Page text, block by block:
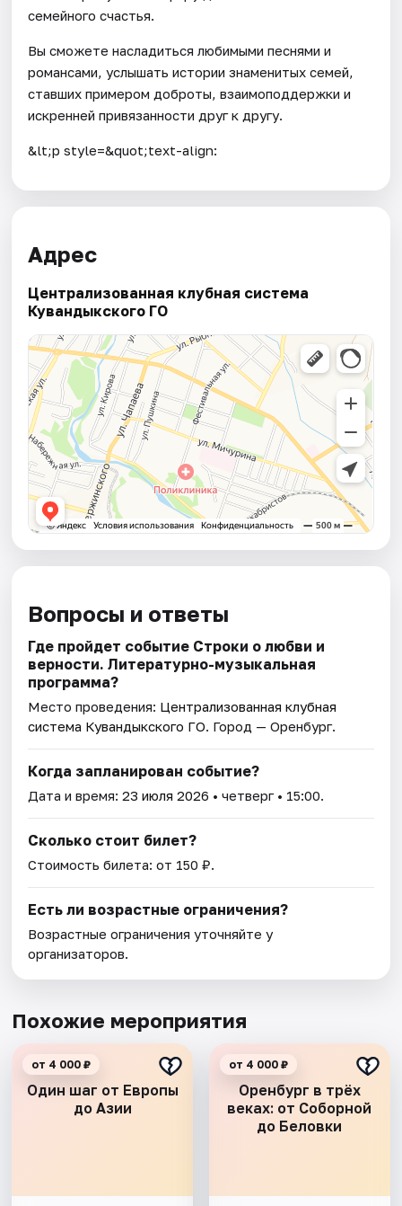
семейного счастья.
Вы сможете насладиться любимыми песнями и
романсами, услышать истории знаменитых семей,
ставших примером доброты, взаимоподдержки и
искренней привязанности друг к другу.
&lt;p style=&quot;text-align:
Адрес
Централизованная клубная система
Кувандыкского ГО
Вопросы и ответы
Где пройдет событие Строки о любви и
верности. Литературно-музыкальная
программа?
Место проведения: Централизованная клубная
система Кувандыкского ГО. Город — Оренбург.
Когда запланирован событие?
Дата и время:23 июля 2026 • четверг • 15:00.
Сколько стоит билет?
Стоимость билета: от 150 ₽.
Есть ли возрастные ограничения?
Возрастные ограничения уточняйте у
организаторов.
Похожие мероприятия
Один шаг от Европы
до Азии
от 4 000 ₽
Оренбург в трёх
веках: от Соборной
до Беловки
от 4 000 ₽